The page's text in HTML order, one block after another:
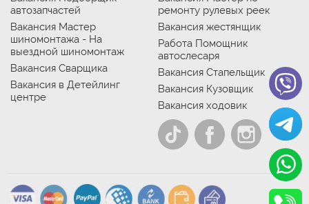
автозапчастей
Вакансия Мастер
шиномонтажа - На
выездной шиномонтаж
Вакансия Сварщика
Вакансия в Детейлинг
центре
ремонту рулевых реек
Вакансия жестянщик
Работа Помощник
автослесаря
Вакансия Стапельщик
Вакансия Кузовщик
Вакансия ходовик